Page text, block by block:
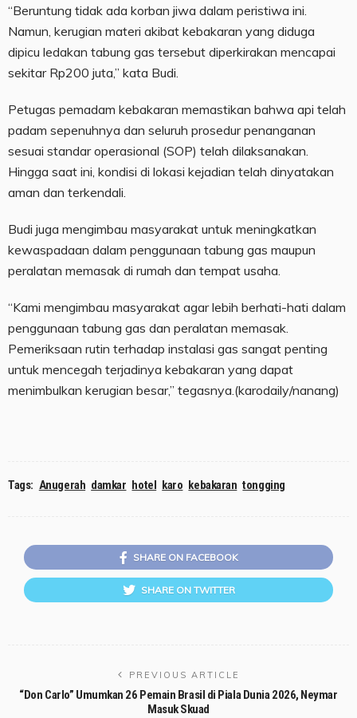
“Beruntung tidak ada korban jiwa dalam peristiwa ini.
Namun, kerugian materi akibat kebakaran yang diduga
dipicu ledakan tabung gas tersebut diperkirakan mencapai
sekitar Rp200 juta,” kata Budi.
Petugas pemadam kebakaran memastikan bahwa api telah
padam sepenuhnya dan seluruh prosedur penanganan
sesuai standar operasional (SOP) telah dilaksanakan.
Hingga saat ini, kondisi di lokasi kejadian telah dinyatakan
aman dan terkendali.
Budi juga mengimbau masyarakat untuk meningkatkan
kewaspadaan dalam penggunaan tabung gas maupun
peralatan memasak di rumah dan tempat usaha.
“Kami mengimbau masyarakat agar lebih berhati-hati dalam
penggunaan tabung gas dan peralatan memasak.
Pemeriksaan rutin terhadap instalasi gas sangat penting
untuk mencegah terjadinya kebakaran yang dapat
menimbulkan kerugian besar,” tegasnya.(karodaily/nanang)
Tags: Anugerah damkar hotel karo kebakaran tongging
SHARE ON FACEBOOK
SHARE ON TWITTER
PREVIOUS ARTICLE
“Don Carlo” Umumkan 26 Pemain Brasil di Piala Dunia 2026, Neymar
Masuk Skuad